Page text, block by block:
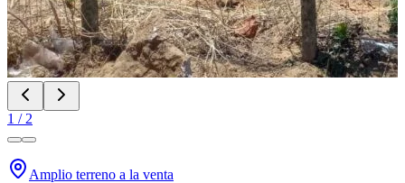
1 / 2
Amplio terreno a la venta